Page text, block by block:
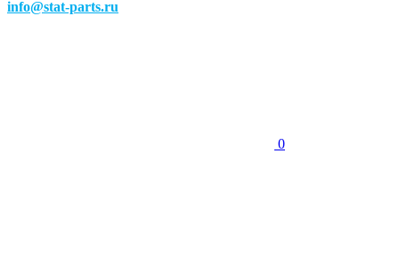
info@stat-parts.ru
0